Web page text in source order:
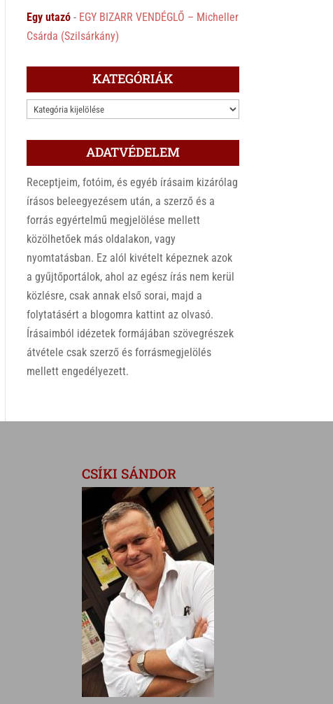
Egy utazó - EGY BIZARR VENDÉGLŐ – Micheller
Csárda (Szilsárkány)
KATEGÓRIÁK
KATEGÓRIÁK
ADATVÉDELEM
Receptjeim, fotóim, és egyéb írásaim kizárólag
írásos beleegyezésem után, a szerző és a
forrás egyértelmű megjelölése mellett
közölhetőek más oldalakon, vagy
nyomtatásban. Ez alól kivételt képeznek azok
a gyűjtőportálok, ahol az egész írás nem kerül
közlésre, csak annak első sorai, majd a
folytatásért a blogomra kattint az olvasó.
Írásaimból idézetek formájában szövegrészek
átvétele csak szerző és forrásmegjelölés
mellett engedélyezett.
CSÍKI SÁNDOR